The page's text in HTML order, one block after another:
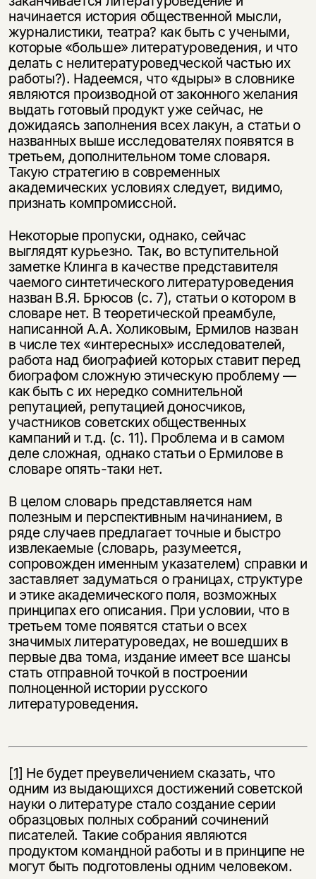
начинается история общественной мысли,
журналистики, театра? как быть с учеными,
которые «больше» литературоведения, и что
делать с нелитературоведческой частью их
работы?). Надеемся, что «дыры» в словнике
являются производной от законного желания
выдать готовый продукт уже сейчас, не
дожидаясь заполнения всех лакун, а статьи о
названных выше исследователях появятся в
третьем, дополнительном томе словаря.
Такую стратегию в современных
академических условиях следует, видимо,
признать компромиссной.
Некоторые пропуски, однако, сейчас
выглядят курьезно. Так, во вступительной
заметке Клинга в качестве представителя
чаемого синтетического литературоведения
назван В.Я. Брюсов (с. 7), статьи о котором в
словаре нет. В теоретической преамбуле,
написанной А.А. Холиковым, Ермилов назван
в числе тех «интересных» исследователей,
работа над биографией которых ставит перед
биографом сложную этическую проблему —
как быть с их нередко сомнительной
репутацией, репутацией доносчиков,
участников советских общественных
кампаний и т.д. (с. 11). Проблема и в самом
деле сложная, однако статьи о Ермилове в
словаре опять-таки нет.
В целом словарь представляется нам
полезным и перспективным начинанием, в
ряде случаев предлагает точные и быстро
извлекаемые (словарь, разумеется,
сопровожден именным указателем) справки и
заставляет задуматься о границах, структуре
и этике академического поля, возможных
принципах его описания. При условии, что в
третьем томе появятся статьи о всех
значимых литературоведах, не вошедших в
первые два тома, издание имеет все шансы
стать отправной точкой в построении
полноценной истории русского
литературоведения.
[1] Не будет преувеличением сказать, что
одним из выдающихся достижений советской
науки о литературе стало создание серии
образцовых полных собраний сочинений
писателей. Такие собрания являются
продуктом командной работы и в принципе не
могут быть подготовлены одним человеком.